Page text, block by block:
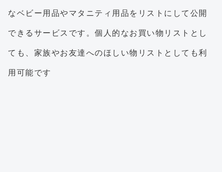
なベビー用品やマタニティ用品をリストにして公開
できるサービスです。個人的なお買い物リストとし
ても、家族やお友達へのほしい物リストとしても利
用可能です